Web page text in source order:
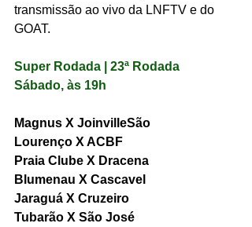
transmissão ao vivo da LNFTV e do
GOAT.
Super Rodada | 23ª Rodada
Sábado, às 19h
Magnus X JoinvilleSão
Lourenço X ACBF
Praia Clube X Dracena
Blumenau X Cascavel
Jaraguá X Cruzeiro
Tubarão X São José